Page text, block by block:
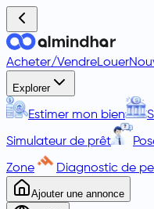
Acheter/VendreLouer
Explorer
Estimer mon bien
Simulateur de prêt
Zone Diagnostic de
Ajouter une annonce